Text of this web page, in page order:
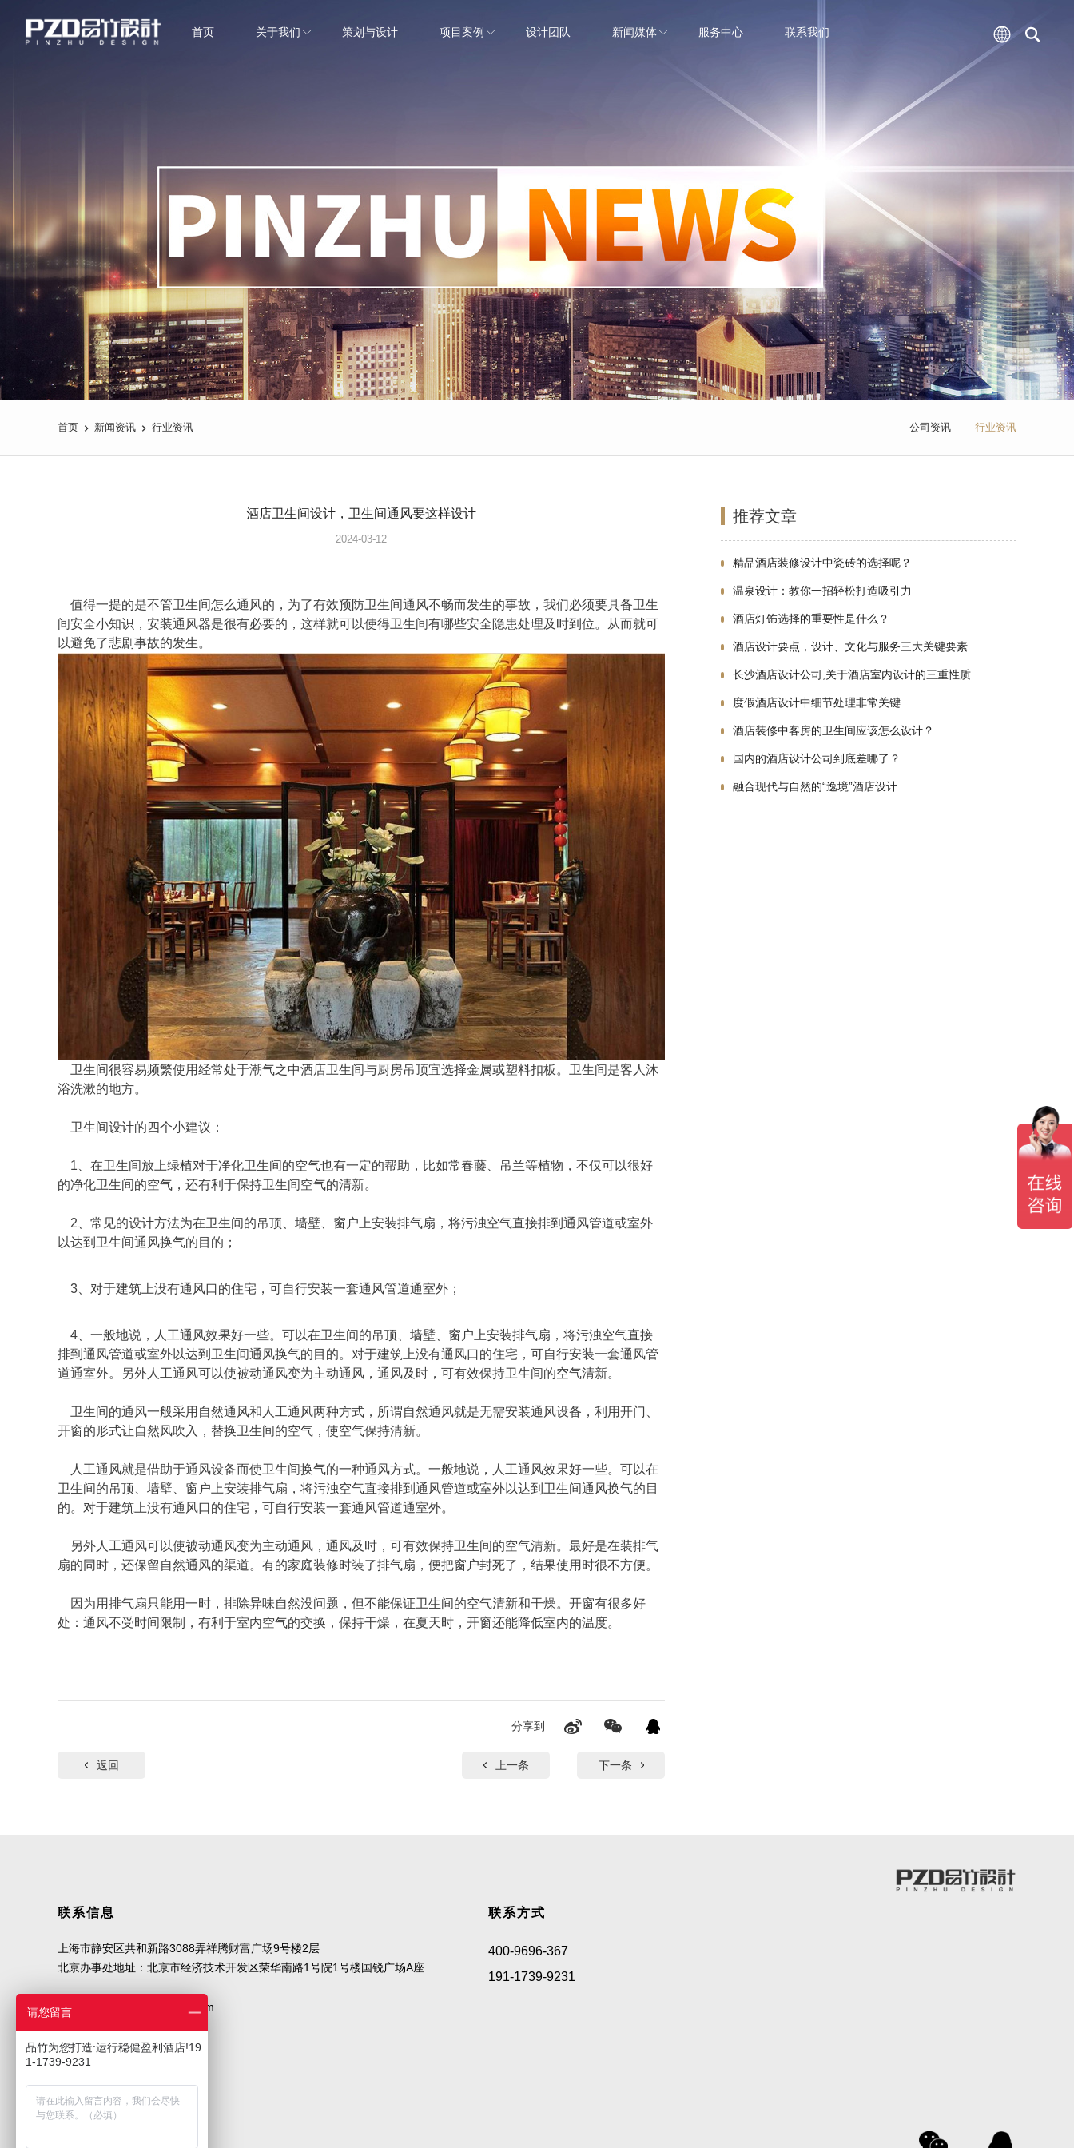
首页 关于我们 策划与设计 项目案例 设计团队 新闻媒体 服务中心 联系我们
首页 新闻资讯 行业资讯 公司资讯 行业资讯
酒店卫生间设计，卫生间通风要这样设计
2024-03-12
值得一提的是不管卫生间怎么通风的，为了有效预防卫生间通风不畅而发生的事故，我们必须要具备卫生
间安全小知识，安装通风器是很有必要的，这样就可以使得卫生间有哪些安全隐患处理及时到位。从而就可
以避免了悲剧事故的发生。
卫生间很容易频繁使用经常处于潮气之中酒店卫生间与厨房吊顶宜选择金属或塑料扣板。卫生间是客人沐
浴洗漱的地方。
卫生间设计的四个小建议：
1、在卫生间放上绿植对于净化卫生间的空气也有一定的帮助，比如常春藤、吊兰等植物，不仅可以很好
的净化卫生间的空气，还有利于保持卫生间空气的清新。
2、常见的设计方法为在卫生间的吊顶、墙壁、窗户上安装排气扇，将污浊空气直接排到通风管道或室外
以达到卫生间通风换气的目的；
3、对于建筑上没有通风口的住宅，可自行安装一套通风管道通室外；
4、一般地说，人工通风效果好一些。可以在卫生间的吊顶、墙壁、窗户上安装排气扇，将污浊空气直接
排到通风管道或室外以达到卫生间通风换气的目的。对于建筑上没有通风口的住宅，可自行安装一套通风管
道通室外。另外人工通风可以使被动通风变为主动通风，通风及时，可有效保持卫生间的空气清新。
卫生间的通风一般采用自然通风和人工通风两种方式，所谓自然通风就是无需安装通风设备，利用开门、
开窗的形式让自然风吹入，替换卫生间的空气，使空气保持清新。
人工通风就是借助于通风设备而使卫生间换气的一种通风方式。一般地说，人工通风效果好一些。可以在
卫生间的吊顶、墙壁、窗户上安装排气扇，将污浊空气直接排到通风管道或室外以达到卫生间通风换气的目
的。对于建筑上没有通风口的住宅，可自行安装一套通风管道通室外。
另外人工通风可以使被动通风变为主动通风，通风及时，可有效保持卫生间的空气清新。最好是在装排气
扇的同时，还保留自然通风的渠道。有的家庭装修时装了排气扇，便把窗户封死了，结果使用时很不方便。
因为用排气扇只能用一时，排除异味自然没问题，但不能保证卫生间的空气清新和干燥。开窗有很多好
处：通风不受时间限制，有利于室内空气的交换，保持干燥，在夏天时，开窗还能降低室内的温度。
分享到
返回 上一条 下一条
推荐文章
精品酒店装修设计中瓷砖的选择呢？
温泉设计：教你一招轻松打造吸引力
酒店灯饰选择的重要性是什么？
酒店设计要点，设计、文化与服务三大关键要素
长沙酒店设计公司,关于酒店室内设计的三重性质
度假酒店设计中细节处理非常关键
酒店装修中客房的卫生间应该怎么设计？
国内的酒店设计公司到底差哪了？
融合现代与自然的“逸境”酒店设计
联系信息
上海市静安区共和新路3088弄祥腾财富广场9号楼2层
北京办事处地址：北京市经济技术开发区荣华南路1号院1号楼国锐广场A座
邮箱地址 design@shpzd.com
联系我们
联系方式
400-9696-367
191-1739-9231
请您留言
品竹为您打造:运行稳健盈利酒店!19
1-1739-9231